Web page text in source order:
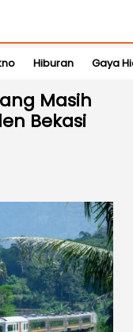
Hiburan Gaya
Masih
Bekasi